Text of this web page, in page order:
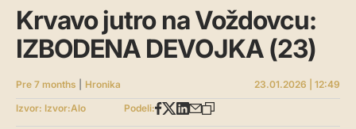
Krvavo jutro na Voždovcu:
IZBODENA DEVOJKA (23)
Pre 7 months Hronika
23.01.2026 | 12:49
Izvor: Izvor:Alo
Podeli: